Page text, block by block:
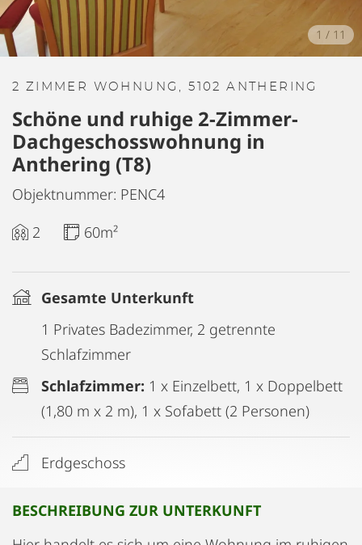
1 / 11
2 ZIMMER WOHNUNG, 5102 ANTHERING
Schöne und ruhige 2-Zimmer-
Dachgeschosswohnung in
Anthering (T8)
Objektnummer: PENC4
2
60m²
Gesamte Unterkunft
1 Privates Badezimmer, 2 getrennte
Schlafzimmer
Schlafzimmer: 1 x Einzelbett, 1 x Doppelbett
(1,80 m x 2 m), 1 x Sofabett (2 Personen)
Erdgeschoss
BESCHREIBUNG ZUR UNTERKUNFT